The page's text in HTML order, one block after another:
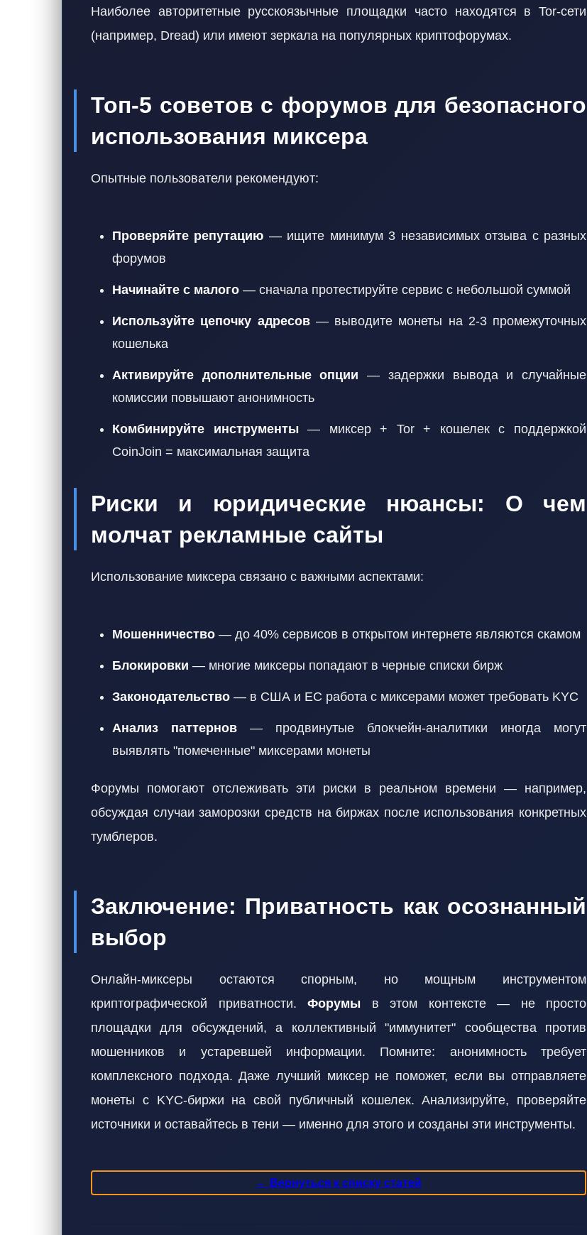
Наиболее авторитетные русскоязычные площадки часто находятся в Tor-сети
(например, Dread) или имеют зеркала на популярных криптофорумах.
Топ-5 советов с форумов для безопасного
использования миксера
Опытные пользователи рекомендуют:
Проверяйте репутацию — ищите минимум 3 независимых отзыва с разных
форумов
Начинайте с малого — сначала протестируйте сервис с небольшой суммой
Используйте цепочку адресов— выводите монеты на 2-3 промежуточных
кошелька
Активируйте дополнительные опции — задержки вывода и случайные
комиссии повышают анонимность
Комбинируйте инструменты— миксер + Tor + кошелек с поддержкой
CoinJoin = максимальная защита
Риски и юридические нюансы: О чем
молчат рекламные сайты
Использование миксера связано с важными аспектами:
Мошенничество — до 40% сервисов в открытом интернете являются скамом
Блокировки — многие миксеры попадают в черные списки бирж
Законодательство — в США и ЕС работа с миксерами может требовать KYC
Анализ паттернов — продвинутые блокчейн-аналитики иногда могут
выявлять "помеченные" миксерами монеты
Форумы помогают отслеживать эти риски в реальном времени — например,
обсуждая случаи заморозки средств на биржах после использования конкретных
тумблеров.
Заключение: Приватность как осознанный
выбор
Онлайн-миксеры остаются спорным, но мощным инструментом
криптографической приватности. Форумы в этом контексте — не просто
площадки для обсуждений, а коллективный "иммунитет" сообщества против
мошенников и устаревшей информации. Помните: анонимность требует
комплексного подхода. Даже лучший миксер не поможет, если вы отправляете
монеты с KYC-биржи на свой публичный кошелек. Анализируйте, проверяйте
источники и оставайтесь в тени — именно для этого и созданы эти инструменты.
← Вернуться к списку статей